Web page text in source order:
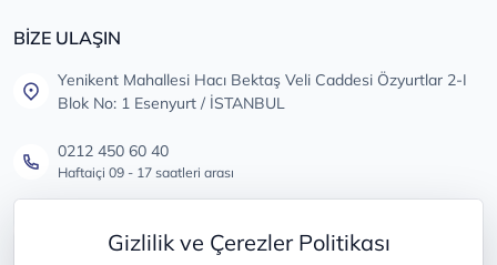
Gizlilik ve Çerezler Politikası
BİZE ULAŞIN
Yenikent Mahallesi Hacı Bektaş Veli Caddesi Özyurtlar 2-I
Blok No: 1 Esenyurt / İSTANBUL
0212 450 60 40
Haftaiçi 09 - 17 saatleri arası
Tüm öneri ve şikayetleriniz için